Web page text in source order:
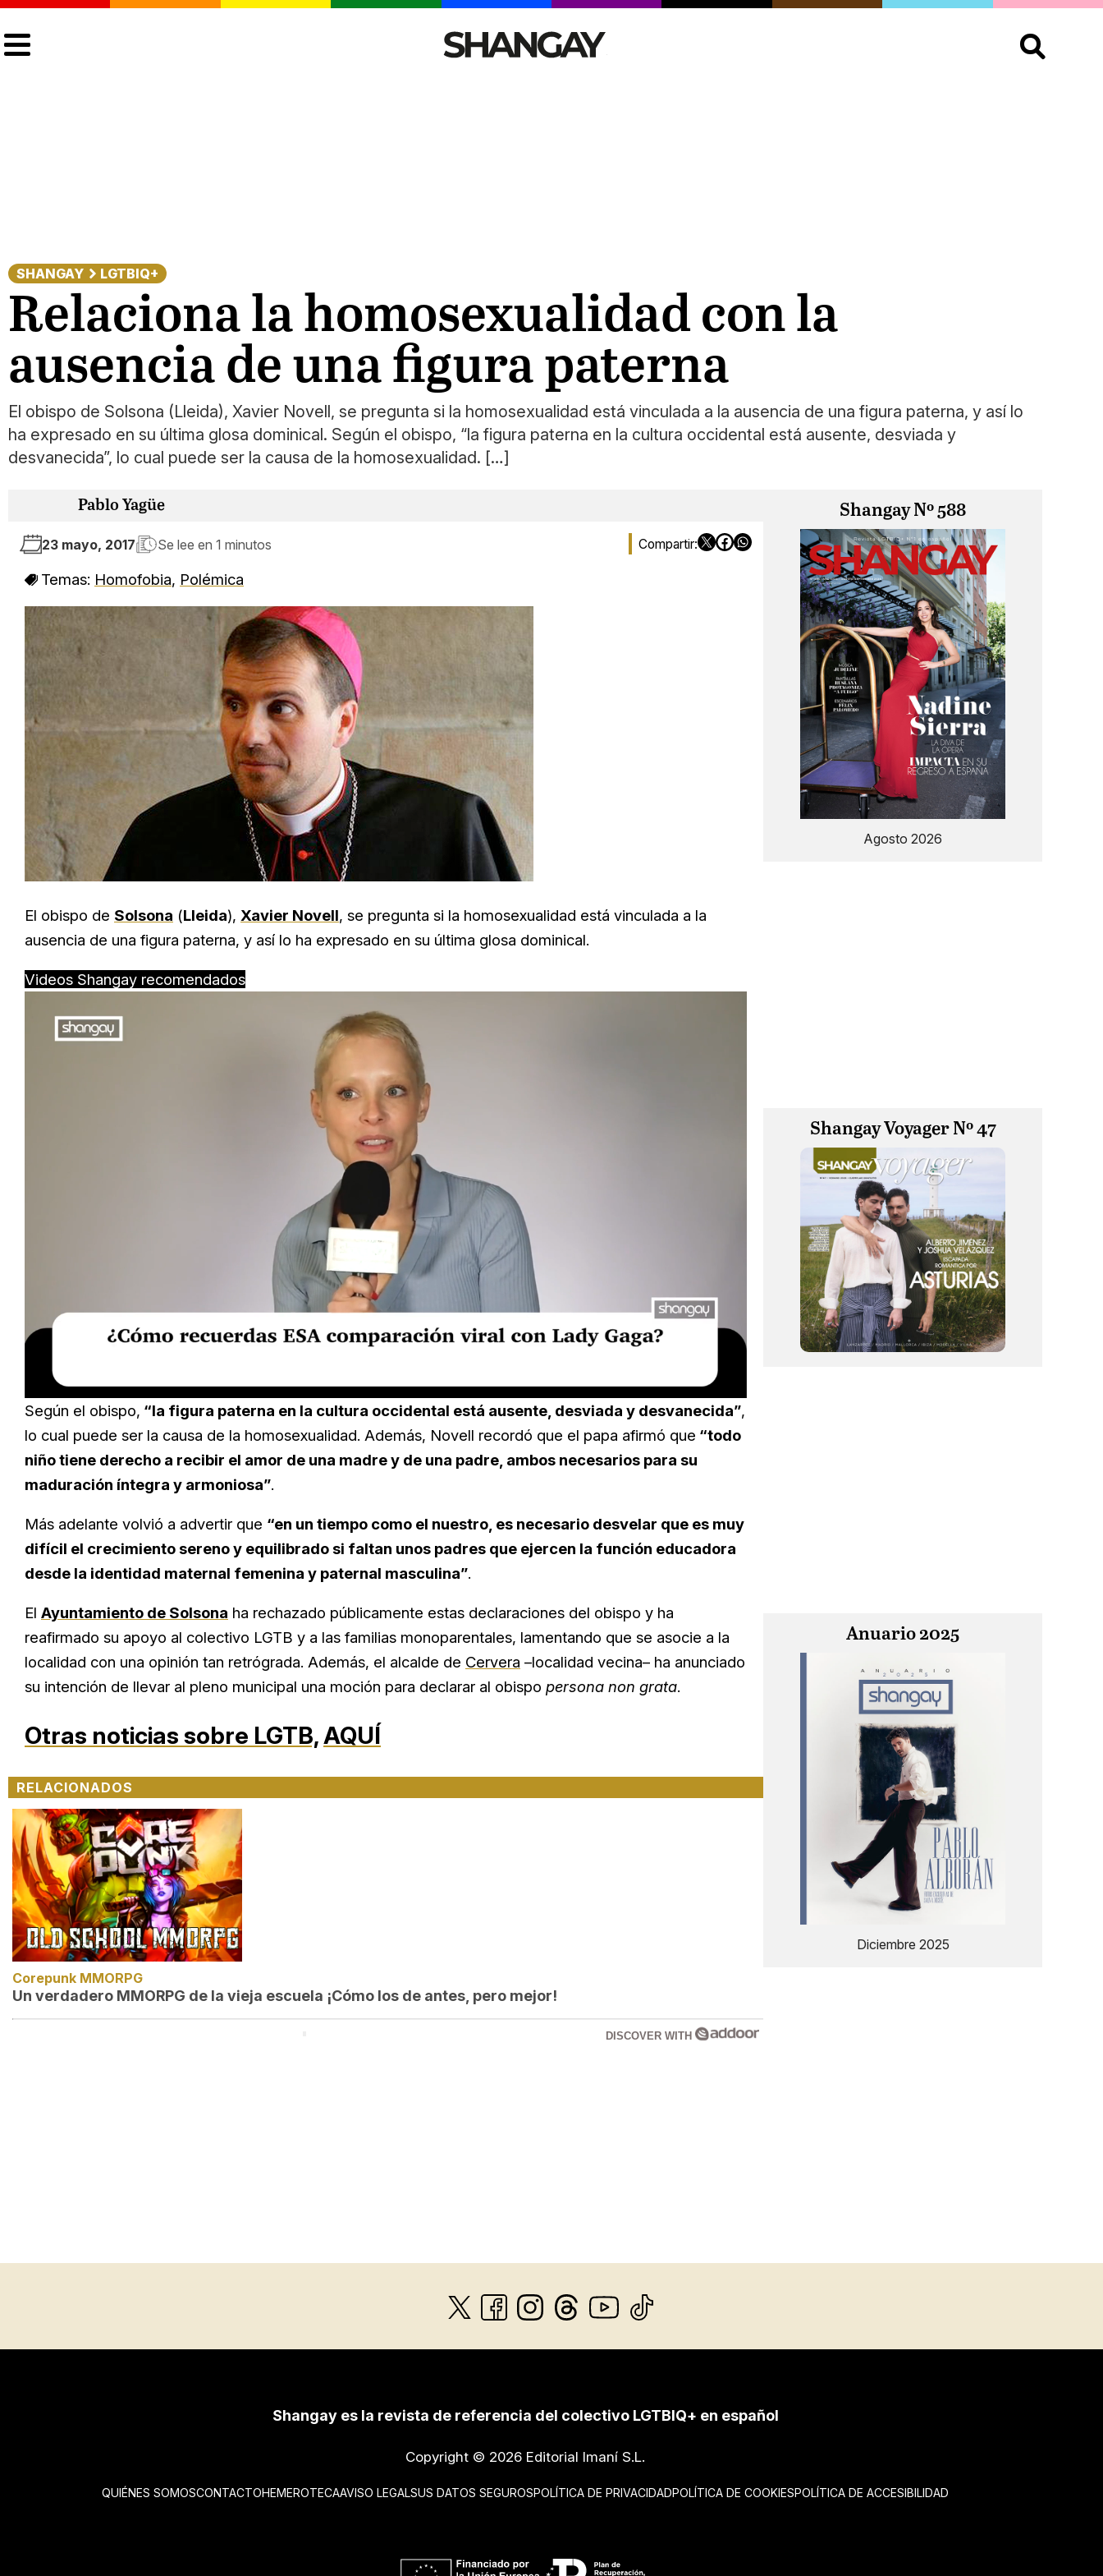
Buscar:
SHANGAY LGTBIQ+
Relaciona la homosexualidad con la
ausencia de una figura paterna
El obispo de Solsona (Lleida), Xavier Novell, se pregunta si la homosexualidad está vinculada a la ausencia de una figura paterna, y así lo
ha expresado en su última glosa dominical. Según el obispo, “la figura paterna en la cultura occidental está ausente, desviada y
desvanecida”, lo cual puede ser la causa de la homosexualidad. […]
Pablo Yagüe
23 mayo, 2017 Se lee en 1 minutos
Temas: Homofobia, Polémica
El obispo de Solsona (Lleida), Xavier Novell, se pregunta si la homosexualidad está vinculada a la
ausencia de una figura paterna, y así lo ha expresado en su última glosa dominical.
Videos Shangay recomendados
Unmute Loaded:
20.76%
Según el obispo, “la figura paterna en la cultura occidental está ausente, desviada y desvanecida”,
lo cual puede ser la causa de la homosexualidad. Además, Novell recordó que el papa afirmó que “todo
niño tiene derecho a recibir el amor de una madre y de una padre, ambos necesarios para su
maduración íntegra y armoniosa”.
Más adelante volvió a advertir que “en un tiempo como el nuestro, es necesario desvelar que es muy
difícil el crecimiento sereno y equilibrado si faltan unos padres que ejercen la función educadora
desde la identidad maternal femenina y paternal masculina”.
El Ayuntamiento de Solsona ha rechazado públicamente estas declaraciones del obispo y ha
reafirmado su apoyo al colectivo LGTB y a las familias monoparentales, lamentando que se asocie a la
localidad con una opinión tan retrógrada. Además, el alcalde de Cervera –localidad vecina– ha anunciado
su intención de llevar al pleno municipal una moción para declarar al obispo persona non grata.
Otras noticias sobre LGTB,AQUÍ
RELACIONADOS
Corepunk MMORPG
Un verdadero MMORPG de la vieja escuela ¡Cómo los de antes, pero mejor!
DISCOVER WITH
Shangay Nº 588
Agosto 2026
Shangay Voyager Nº 47
Anuario 2025
Diciembre 2025
Shangay es la revista de referencia del colectivo LGTBIQ+ en español
Copyright © 2026 Editorial Imaní S.L.
QUIÉNES SOMOSCONTACTOHEMEROTECAAVISO LEGALSUS DATOS SEGUROSPOLÍTICA DE PRIVACIDADPOLÍTICA DE COOKIESPOLÍTICA DE ACCESIBILIDAD